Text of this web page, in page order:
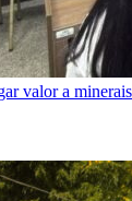
valor a